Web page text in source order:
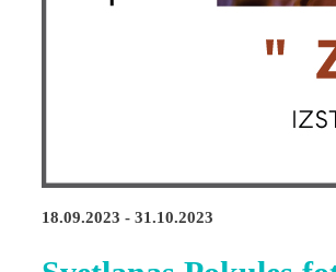
18.09.2023 - 31.10.2023